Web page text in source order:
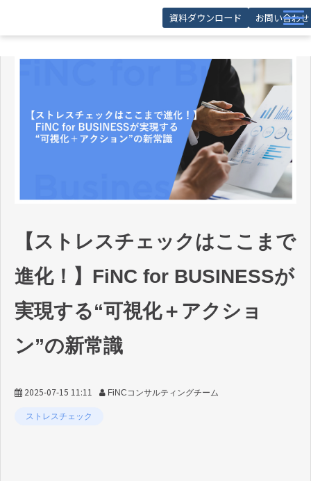
資料ダウンロード お問い合わせ
お役立ち資料
【ストレスチェックはここまで
進化！】FiNC for BUSINESSが
実現する“可視化＋アクショ
ン”の新常識
2025-07-15 11:11 FiNCコンサルティングチーム
ストレスチェック